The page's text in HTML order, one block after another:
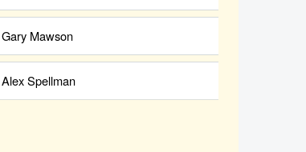
Gary Mawson
Alex Spellman